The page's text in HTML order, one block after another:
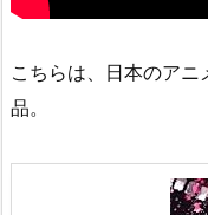
こちらは、日本のア
品。